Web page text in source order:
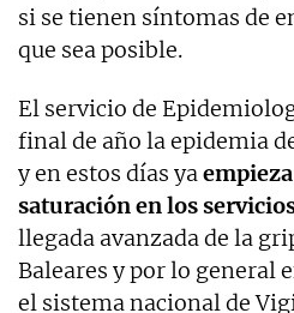
si se tienen síntomas de
que sea posible.
El servicio de
final de año la epidemia
y en estos días ya
saturación en los
llegada avanzada de la
Baleares y por lo general
el sistema nacional de